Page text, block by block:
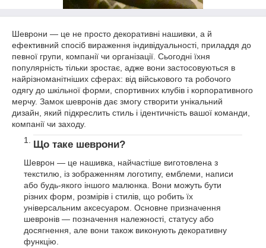
Шеврони — це не просто декоративні нашивки, а й
ефективний спосіб вираження індивідуальності, приладдя до
певної групи, компанії чи організації. Сьогодні їхня
популярність тільки зростає, адже вони застосовуються в
найрізноманітніших сферах: від військового та робочого
одягу до шкільної форми, спортивних клубів і корпоративного
мерчу. Замок шевронів дає змогу створити унікальний
дизайн, який підкреслить стиль і ідентичність вашої команди,
компанії чи заходу.
Що таке шеврони?
Шеврон — це нашивка, найчастіше виготовлена з
текстилю, із зображенням логотипу, емблеми, написи
або будь-якого іншого малюнка. Вони можуть бути
різних форм, розмірів і стилів, що робить їх
універсальним аксесуаром. Основне призначення
шевронів — позначення належності, статусу або
досягнення, але вони також виконують декоративну
функцію.